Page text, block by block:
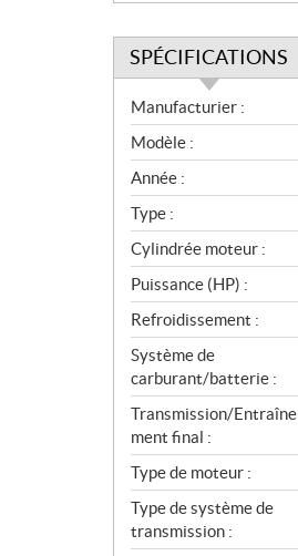
SPÉCIFICATIONS
S
p
é
c
i
f
i
c
a
t
i
o
n
s
Manufacturier :
Modèle :
Année :
Type :
Cylindrée moteur :
Puissance (HP) :
Refroidissement :
Système de
carburant/batterie :
Transmission/Entraîne
ment final :
Type de moteur :
Type de système de
transmission :